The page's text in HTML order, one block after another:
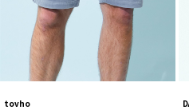
tovho